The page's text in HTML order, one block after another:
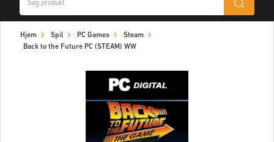
navigation
Hjem Spil PC Games
Steam
Back to the Future PC (STEAM) WW